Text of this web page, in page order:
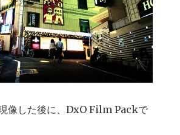
像した後に、DxO Film Packで